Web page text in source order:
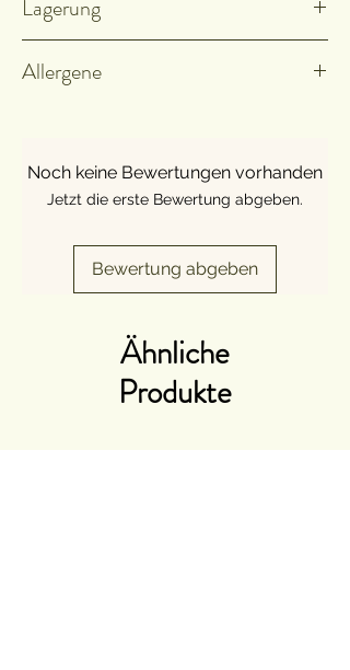
Lagerung
Allergene
Noch keine Bewertungen vorhanden
Jetzt die erste Bewertung abgeben.
Bewertung abgeben
Ähnliche
Produkte